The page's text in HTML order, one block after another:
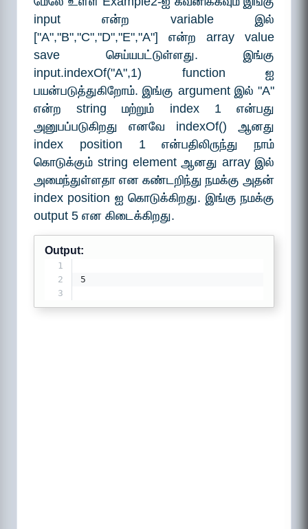
input என்ற variable இல்
["A","B","C","D","E","A"] என்ற array value
save செய்யபட்டுள்ளது. இங்கு
input.indexOf("A",1) function ஐ
பயன்படுத்துகிறோம். இங்கு argument இல் "A"
என்ற string மற்றும் index 1 என்பது
அனுபப்படுகிறது எனவே indexOf() ஆனது
index position 1 என்பதிலிருந்து நாம்
கொடுக்கும் string element ஆனது array இல்
அமைந்துள்ளதா என கண்டறிந்து நமக்கு அதன்
index position ஐ கொடுக்கிறது. இங்கு நமக்கு
output 5 என கிடைக்கிறது.
Output:
1
2
5
3